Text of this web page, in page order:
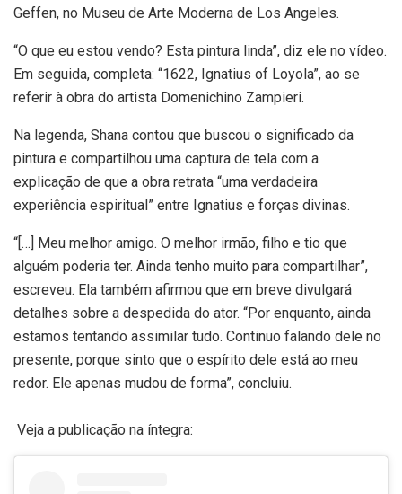
Geffen, no Museu de Arte Moderna de Los Angeles.
“O que eu estou vendo? Esta pintura linda”, diz ele no vídeo.
Em seguida, completa: “1622, Ignatius of Loyola”, ao se
referir à obra do artista Domenichino Zampieri.
Na legenda, Shana contou que buscou o significado da
pintura e compartilhou uma captura de tela com a
explicação de que a obra retrata “uma verdadeira
experiência espiritual” entre Ignatius e forças divinas.
“[…] Meu melhor amigo. O melhor irmão, filho e tio que
alguém poderia ter. Ainda tenho muito para compartilhar”,
escreveu. Ela também afirmou que em breve divulgará
detalhes sobre a despedida do ator. “Por enquanto, ainda
estamos tentando assimilar tudo. Continuo falando dele no
presente, porque sinto que o espírito dele está ao meu
redor. Ele apenas mudou de forma”, concluiu.
Veja a publicação na íntegra: